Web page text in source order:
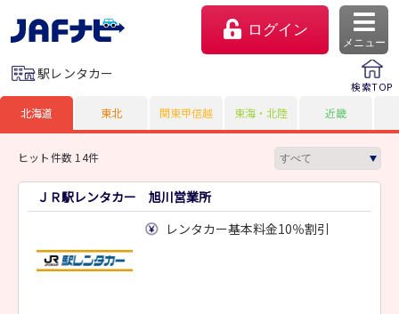
ログイン
メニュー
駅レンタカー
検索TOP
北海道 東北 関東甲信越 東海・北陸 近畿
ヒット件数 14件
ＪＲ駅レンタカー 旭川営業所
レンタカー基本料金10％割引